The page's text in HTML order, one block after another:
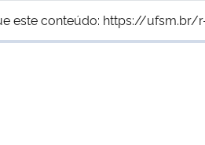
este conteúdo: https://ufsm.br/r-